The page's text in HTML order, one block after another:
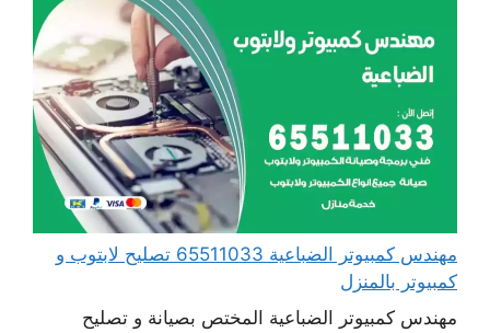
مهندس كمبيوتر الضباعية 65511033 تصليح لابتوب و
كمبيوتر بالمنزل
مهندس كمبيوتر الضباعية المختص بصيانة و تصليح